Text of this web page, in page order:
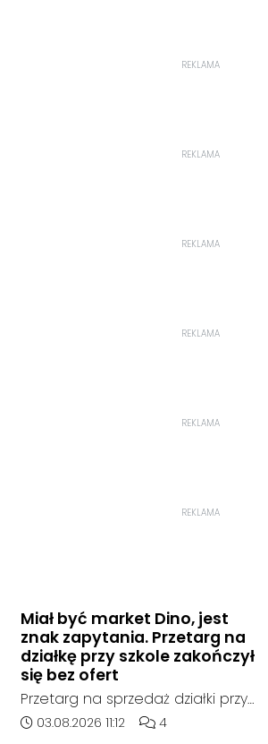
REKLAMA
REKLAMA
REKLAMA
REKLAMA
REKLAMA
REKLAMA
Miał być market Dino, jest
znak zapytania. Przetarg na
działkę przy szkole zakończył
się bez ofert
Przetarg na sprzedaż działki przy
Zespole Szkół Technicznych i
Data dodania artykułu:
03.08.2026 11:12 Liczba komentarzy
4